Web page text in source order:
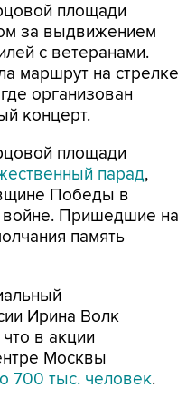
площади
за выдвижением
с ветеранами.
маршрут на стрелке
организован
концерт.
площади
парад,
Победы в
войне. Пришедшие на
память
Ирина Волк
в акции
Москвы
700 тыс. человек.